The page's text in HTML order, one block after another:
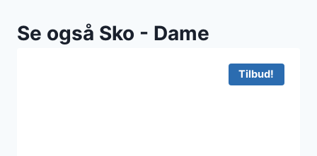
Se også Sko - Dame
Tilbud!